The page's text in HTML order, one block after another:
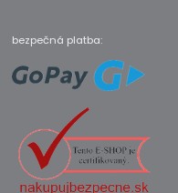
bezpečná platba: